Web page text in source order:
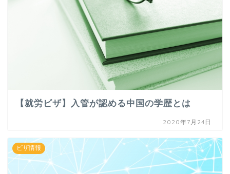
【就労ビザ】入管が認める中国の学歴とは
2020年7月24日
ビザ情報